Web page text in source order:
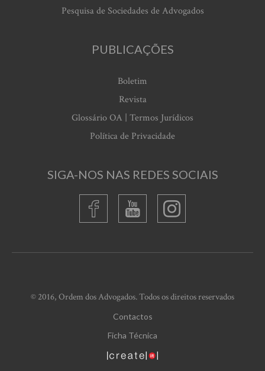
Pesquisa de Sociedades de Advogados
PUBLICAÇÕES
Boletim
Revista
Glossário OA | Termos Jurídicos
Política de Privacidade
SIGA-NOS NAS REDES SOCIAIS
© 2016, Ordem dos Advogados. Todos os direitos reservados
Contactos
Ficha Técnica